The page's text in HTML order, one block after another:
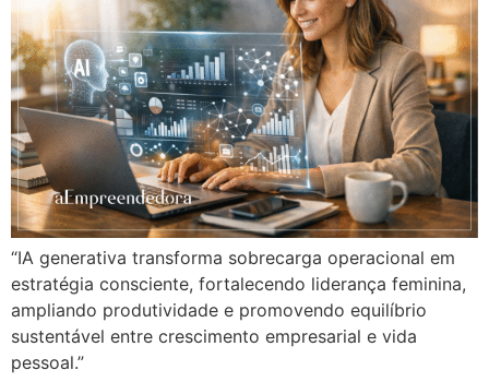
“IA generativa transforma sobrecarga operacional em
estratégia consciente, fortalecendo liderança feminina,
ampliando produtividade e promovendo equilíbrio
sustentável entre crescimento empresarial e vida
pessoal.”